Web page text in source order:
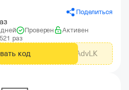
Поделиться
Проверен
Активен
раз
код AdvLK